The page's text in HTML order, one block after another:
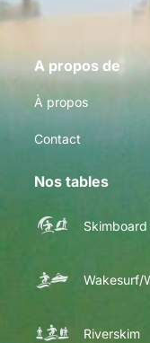
A propos de
À propos
Contact
Nos tables
Skimboard
Wakesurf/
Riverskim